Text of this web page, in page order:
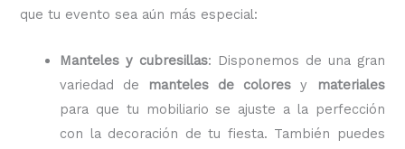
que tu evento sea aún más especial:
Manteles y cubresillas: Disponemos de una gran
variedad de manteles de colores y
materiales
para que tu mobiliario se ajuste a la perfección
con la decoración de tu fiesta. También puedes